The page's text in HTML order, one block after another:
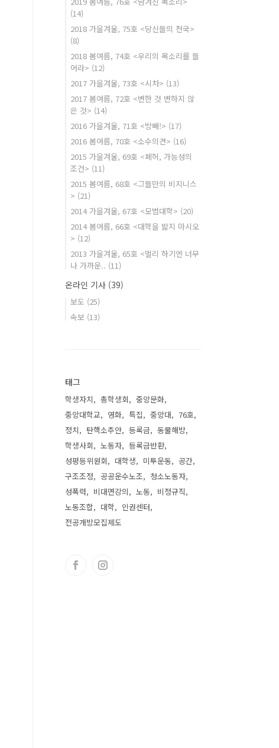
(14)
2018 가을겨울, 75호 <당신들의 천국>
(8)
2018 봄여름, 74호 <우리의 목소리를 들
어라> (12)
2017 가을겨울, 73호 <시차> (13)
2017 봄여름, 72호 <변한 것 변하지 않
은 것> (14)
2016 가을겨울, 71호 <방빼!> (17)
2016 봄여름, 70호 <소수의견> (16)
2015 가을겨울, 69호 <폐허, 가능성의
조건> (11)
2015 봄여름, 68호 <그들만의 비지니스
> (21)
2014 가을겨울, 67호 <모범대학> (20)
2014 봄여름, 66호 <대학을 밟지 마시오
> (12)
2013 가을겨울, 65호 <멀리 하기엔 너무
나 가까운.. (11)
온라인 기사 (39)
보도 (25)
속보 (13)
태그
학생자치 총학생회
중앙문화
중앙대학교
영화 특집 중앙대
76호
정치
탄핵소추안 등록금
동물해방
학생사회
노동자
등록금반환
성평등위원회
대학생 미투운동
공간
구조조정
공공운수노조
청소노동자
성폭력
비대면강의 노동
비정규직
노동조합
대학
인권센터
전공개방모집제도